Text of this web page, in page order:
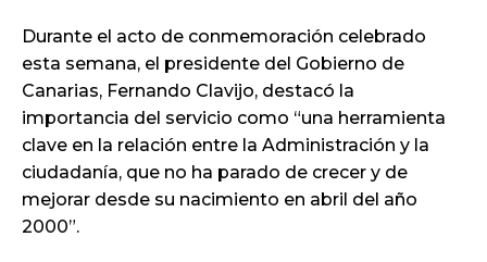
Durante el acto de conmemoración celebrado
esta semana, el presidente del Gobierno de
Canarias, Fernando Clavijo, destacó la
importancia del servicio como “una herramienta
clave en la relación entre la Administración y la
ciudadanía, que no ha parado de crecer y de
mejorar desde su nacimiento en abril del año
2000”.